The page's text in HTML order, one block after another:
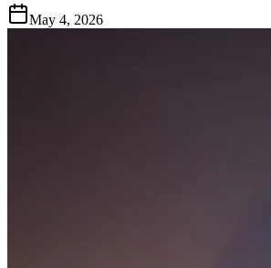
May 4, 2026